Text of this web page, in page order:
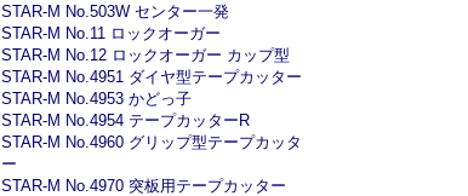
STAR-M No.503W センター一発
STAR-M No.11 ロックオーガー
STAR-M No.12 ロックオーガー カップ型
STAR-M No.4951 ダイヤ型テープカッター
STAR-M No.4953 かどっ子
STAR-M No.4954 テープカッターR
STAR-M No.4960 グリップ型テープカッタ
ー
STAR-M No.4970 突板用テープカッター